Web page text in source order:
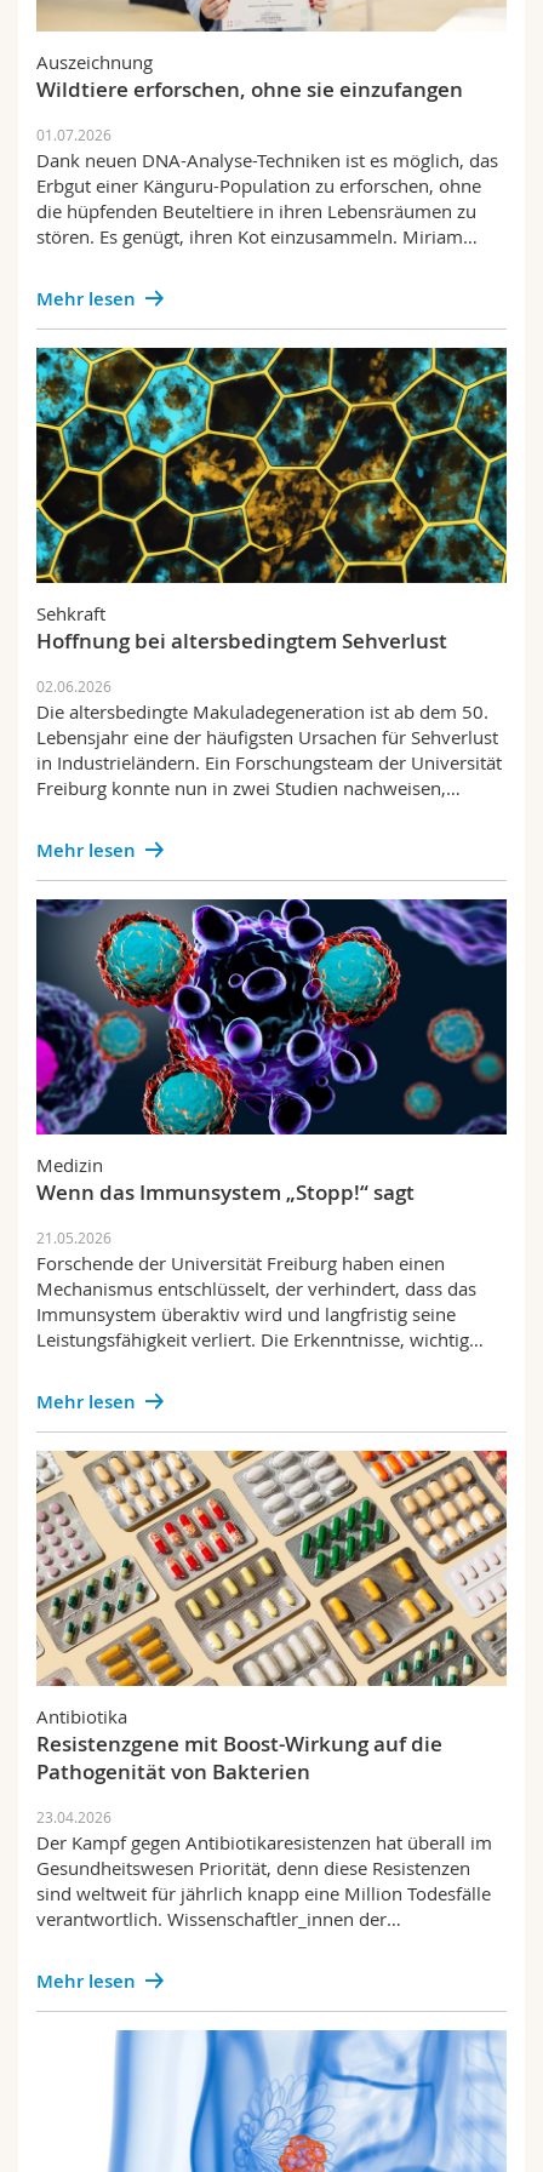
Math.-Nat. und Med. Fak.
Interfakultär
Mitarbeitende
Doktorierende
Webmail
Vorlesungsverzeichnis
MyUnifr
Auszeichnung
Wildtiere erforschen, ohne sie einzufangen
01.07.2026
Dank neuen DNA-Analyse-Techniken ist es möglich, das
Erbgut einer Känguru-Population zu erforschen, ohne
die hüpfenden Beuteltiere in ihren Lebensräumen zu
stören. Es genügt, ihren Kot einzusammeln. Miriam…
Mehr lesen
Sehkraft
Hoffnung bei altersbedingtem Sehverlust
02.06.2026
Die altersbedingte Makuladegeneration ist ab dem 50.
Lebensjahr eine der häufigsten Ursachen für Sehverlust
in Industrieländern. Ein Forschungsteam der Universität
Freiburg konnte nun in zwei Studien nachweisen,…
Mehr lesen
Medizin
Wenn das Immunsystem „Stopp!“ sagt
21.05.2026
Forschende der Universität Freiburg haben einen
Mechanismus entschlüsselt, der verhindert, dass das
Immunsystem überaktiv wird und langfristig seine
Leistungsfähigkeit verliert. Die Erkenntnisse, wichtig…
Mehr lesen
Antibiotika
Resistenzgene mit Boost-Wirkung auf die
Pathogenität von Bakterien
23.04.2026
Der Kampf gegen Antibiotikaresistenzen hat überall im
Gesundheitswesen Priorität, denn diese Resistenzen
sind weltweit für jährlich knapp eine Million Todesfälle
verantwortlich. Wissenschaftler_innen der…
Mehr lesen